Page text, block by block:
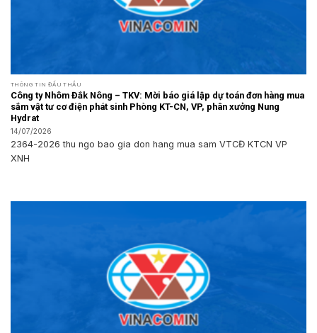
THÔNG TIN ĐẤU THẦU
Công ty Nhôm Đắk Nông – TKV: Mời báo giá lập dự toán đơn hàng mua
sắm vật tư cơ điện phát sinh Phòng KT-CN, VP, phân xưởng Nung
Hydrat
14/07/2026
2364-2026 thu ngo bao gia don hang mua sam VTCĐ KTCN VP
XNH